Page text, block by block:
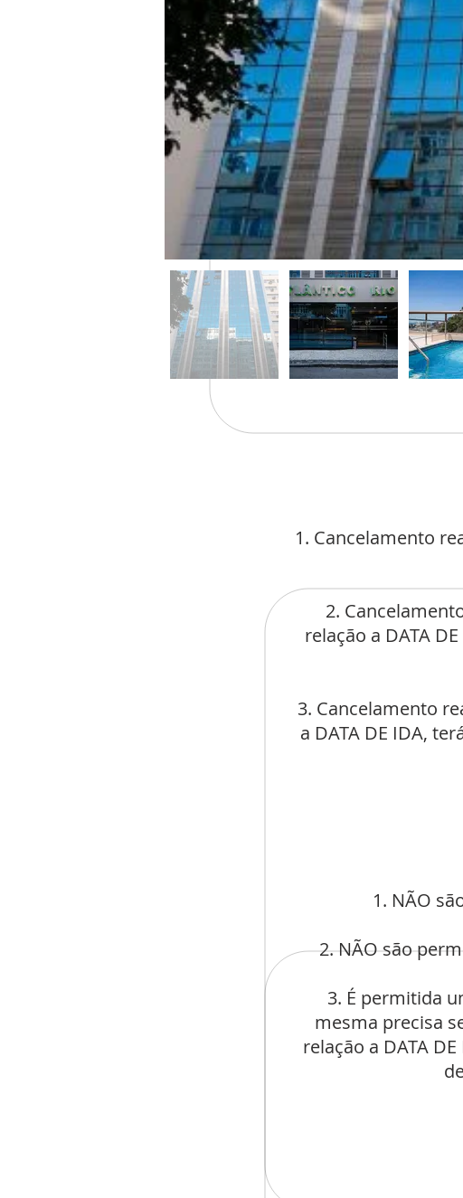
1. Cancelamento
2.
relação a DATA
3. Cancelamento
a DATA DE IDA,
1. NÃO
2. NÃO são
3. É permitida
mesma precisa
relação a DATA